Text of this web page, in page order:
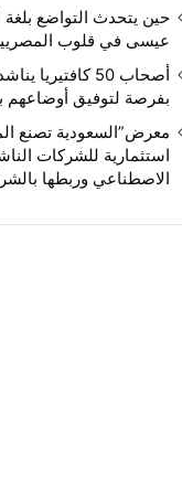
حين يتحدث التواضع
عيسى في قلوب
أصحاب 50
بفرصة لتوفيق
معرض”السعودية تصنع
استثمارية للشركات
الاصطناعي وربطها